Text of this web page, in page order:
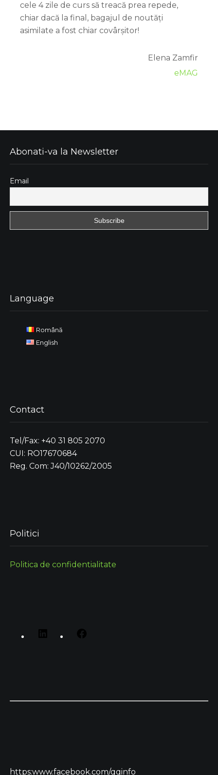
cele 4 zile de curs să treacă prea repede,
chiar dacă la final, bagajul de noutăți
asimilate a fost chiar covârșitor!
Elena Zamfir
eMAG
Abonati-va la Newsletter
Email
Language
Română
English
Contact
Tel/Fax: +40 31 805 2070
CUI: RO17670684
Reg. Com: J40/10262/2005
Politici
Politica de confidentialitate
https:www.facebook.com/qqinfo